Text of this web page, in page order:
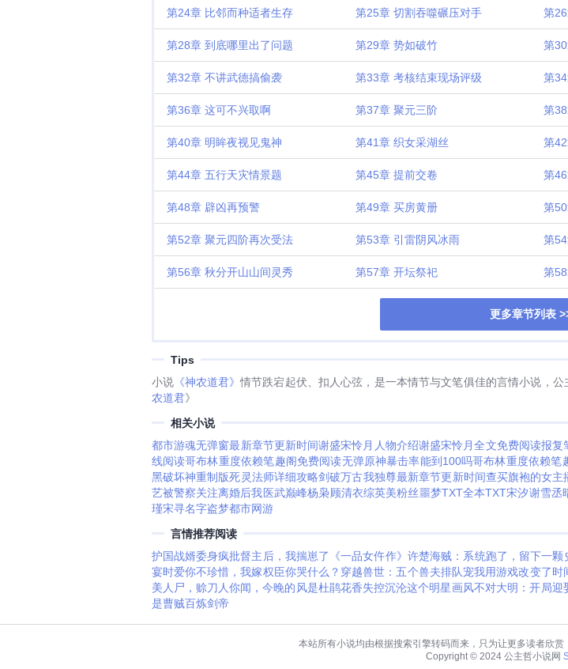
第24章 比邻而种适者生存 第25章 切割吞噬碾压对手 第
第28章 到底哪里出了问题 第29章 势如破竹 第
第32章 不讲武德搞偷袭 第33章 考核结束现场评级 第
第36章 这可不兴取啊 第37章 聚元三阶 第
第40章 明眸夜视见鬼神 第41章 织女采湖丝 第
第44章 五行天灾情景题 第45章 提前交卷 第
第48章 辟凶再预警 第49章 买房黄册 第
第52章 聚元四阶再次受法 第53章 引雷阴风冰雨 第
第56章 秋分开山山间灵秀 第57章 开坛祭祀 第
更多章节列表
Tips
小说 《神农道君》情节跌宕起伏、扣人心弦，是一本情节与文笔俱佳的言情小说，
农道君》
相关小说
都市游魂无弹窗最新章节更新时间谢盛宋怜月人物介绍谢盛宋怜月全文免费阅读报复
线阅读哥布林重度依赖笔趣阁免费阅读无弹原神暴击率能到100吗哥布林重度依赖笔
黑破坏神重制版死灵法师详细攻略剑破万古我独尊最新章节更新时间查买旗袍的女主
艺被警察关注离婚后我医武巅峰杨枭顾清衣综英美粉丝噩梦TXT全本TXT宋汐谢雪丞
瑾宋寻名字盗梦都市网游
言情推荐阅读
护国战婿委身疯批督主后，我揣崽了 《一品女仵作》许楚海贼：系统跑了，留下一颗
宴时爱你不珍惜，我嫁权臣你哭什么？ 穿越兽世：五个兽夫排队宠我用游戏改变了时
美人尸，赊刀人你闻，今晚的风是杜鹃花香失控沉沦这个明星画风不对大明：开局迎
是曹贼百炼剑帝
本站所有小说均由根据搜索引擎转码而来，只为让更多读者欣赏
Copyright © 2024 公主哲小说网